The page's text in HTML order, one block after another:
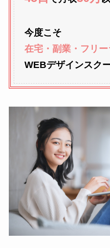
今度こそ
在宅・副業・フリー
WEBデザインスク